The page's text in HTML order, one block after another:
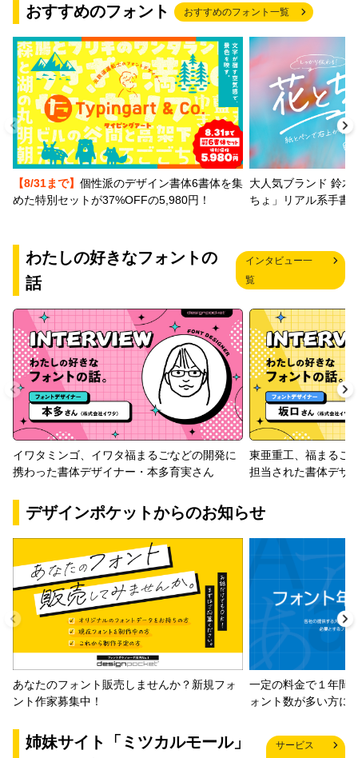
おすすめのフォント おすすめのフォント一覧
【8/31まで】 個性派のデザイン書体6書体を集
めた特別セットが37%OFFの5,980円！
大人気ブランド 鈴木
ちょ」リアル系手書
わたしの好きなフォントの
話
インタビュー一
覧
イワタミンゴ、イワタ福まるごなどの開発に
携わった書体デザイナー・本多育実さん
東亜重工、福まるご
担当された書体デザ
デザインポケットからのお知らせ
あなたのフォント販売しませんか？新規フォ
ント作家募集中！
一定の料金で１年間
ォント数が多い方に
姉妹サイト「ミツカルモール」
サービス